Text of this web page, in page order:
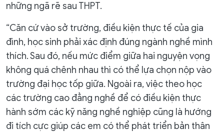
những ngã rẽ sau THPT.
“Căn cứ vào sở trường, điều kiện thực tế của gia
đình, học sinh phải xác định đúng ngành nghề mình
thích. Sau đó, nếu mức điểm giữa hai nguyện vọng
không quá chênh nhau thì có thể lựa chọn nộp vào
trường đại học tốp giữa. Ngoài ra, việc theo học
các trường cao đẳng nghề để có điều kiện thực
hành sớm các kỹ năng nghề nghiệp cũng là hướng
đi tích cực giúp các em có thể phát triển bản thân